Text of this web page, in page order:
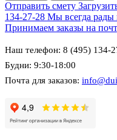
Отправить смету
134-27-28 Мы всегда рады
Принимаем заказы на
Наш телефон: 8 (495) 134-
Будни: 9:30-18:00
Почта для заказов: